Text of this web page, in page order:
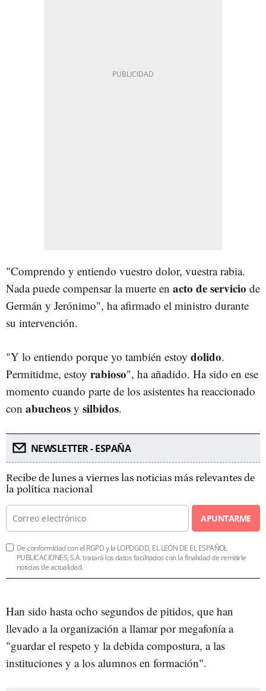
"Comprendo y entiendo vuestro dolor, vuestra rabia.
Nada puede compensar la muerte en acto deservicio de
Germán y Jerónimo", ha afirmado el ministro durante
su intervención.
"Y lo entiendo porque yo también estoy dolido.
Permitidme, estoy rabioso", ha añadido. Ha sido en ese
momento cuando parte de los asistentes ha reaccionado
con abucheos y silbidos.
NEWSLETTER - ESPAÑA
Recibe de lunes a viernes las noticias más relevantes de
la política nacional
APUNTARME
De conformidad con el RGPD y la LOPDGDD, EL LEÓN DE EL ESPAÑOL
PUBLICACIONES, S.A. tratará los datos facilitados con la finalidad de remitirle
noticias de actualidad.
Han sido hasta ocho segundos de pitidos, que han
llevado a la organización a llamar por megafonía a
"guardar el respeto y la debida compostura, a las
instituciones y a los alumnos en formación".